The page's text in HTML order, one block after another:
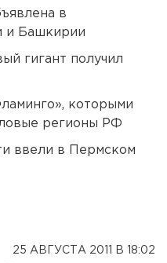
в
и Башкирии
гигант получил
которыми
регионы РФ
ввели в Пермском
25 АВГУСТА 2011 В 18:02